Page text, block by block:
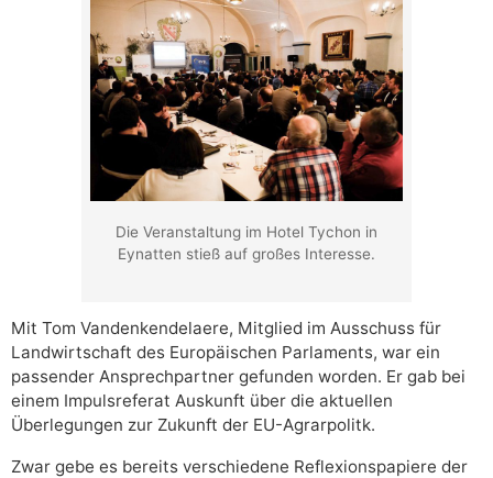
Die Veranstaltung im Hotel Tychon in
Eynatten stieß auf großes Interesse.
Mit Tom Vandenkendelaere, Mitglied im Ausschuss für
Landwirtschaft des Europäischen Parlaments, war ein
passender Ansprechpartner gefunden worden. Er gab bei
einem Impulsreferat Auskunft über die aktuellen
Überlegungen zur Zukunft der EU-Agrarpolitk.
Zwar gebe es bereits verschiedene Reflexionspapiere der